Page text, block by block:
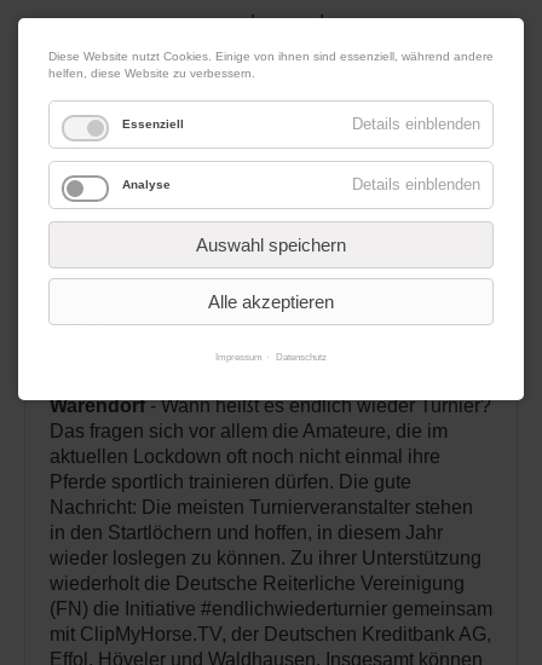
08. August 2026 Impressum|Kontakt|Datenschutz
Werbung
Menü
von Redaktion
FN-Initiative
#endlichwiederturnier auch 2021
Warendorf- Wann heißt es endlich wieder Turnier?
Das fragen sich vor allem die Amateure, die im
aktuellen Lockdown oft noch nicht einmal ihre
Pferde sportlich trainieren dürfen. Die gute
Nachricht: Die meisten Turnierveranstalter stehen
in den Startlöchern und hoffen, in diesem Jahr
wieder loslegen zu können. Zu ihrer Unterstützung
wiederholt die Deutsche Reiterliche Vereinigung
(FN) die Initiative #endlichwiederturnier gemeinsam
mit ClipMyHorse.TV, der Deutschen Kreditbank AG,
Effol, Höveler und Waldhausen. Insgesamt können
Diese Website nutzt Cookies. Einige von ihnen sind essenziell, während andere
helfen, diese Website zu verbessern.
Essenziell Details einblenden
Analyse Details einblenden
Auswahl speichern
Alle akzeptieren
Impressum Datenschutz